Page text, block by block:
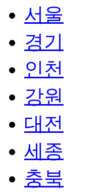
서울
경기
인천
강원
대전
세종
충북